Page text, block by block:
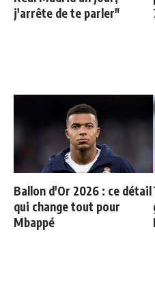
j'arrête de te parler"
Ballon d'Or 2026 : ce détail
qui change tout pour
Mbappé